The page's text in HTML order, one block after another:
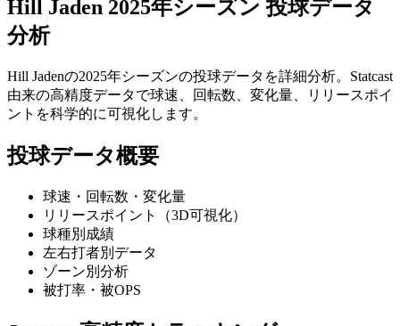
Hill Jaden 2025年シーズン 投球データ
分析
Hill Jadenの2025年シーズンの投球データを詳細分析。Statcast
由来の高精度データで球速、回転数、変化量、リリースポイ
ントを科学的に可視化します。
投球データ概要
球速・回転数・変化量
リリースポイント（3D可視化）
球種別成績
左右打者別データ
ゾーン別分析
被打率・被OPS